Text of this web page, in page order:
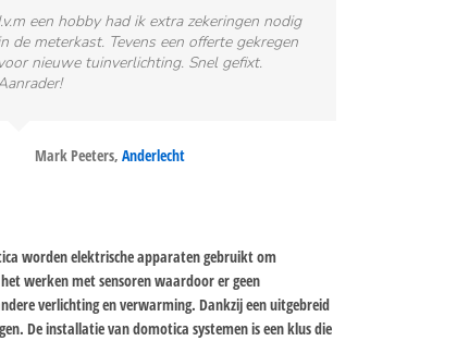
een hobby had ik extra zekeringen nodig
de meterkast. Tevens een offerte gekregen
voor nieuwe tuinverlichting. Snel gefixt.
Mark Peeters, Anderlecht
worden elektrische apparaten gebruikt om
werken met sensoren waardoor er geen
verlichting en verwarming. Dankzij een uitgebreid
De installatie van domotica systemen is een klus die